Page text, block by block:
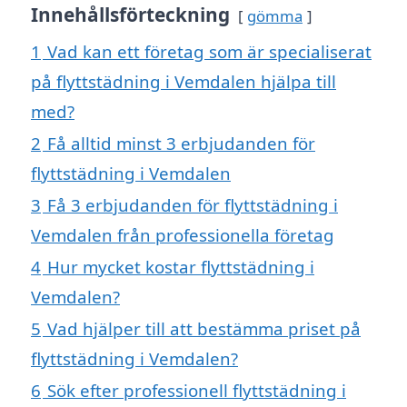
Innehållsförteckning gömma
1 Vad kan ett företag som är specialiserat
på flyttstädning i Vemdalen hjälpa till
med?
2 Få alltid minst 3 erbjudanden för
flyttstädning i Vemdalen
3 Få 3 erbjudanden för flyttstädning i
Vemdalen från professionella företag
4 Hur mycket kostar flyttstädning i
Vemdalen?
5 Vad hjälper till att bestämma priset på
flyttstädning i Vemdalen?
6 Sök efter professionell flyttstädning i